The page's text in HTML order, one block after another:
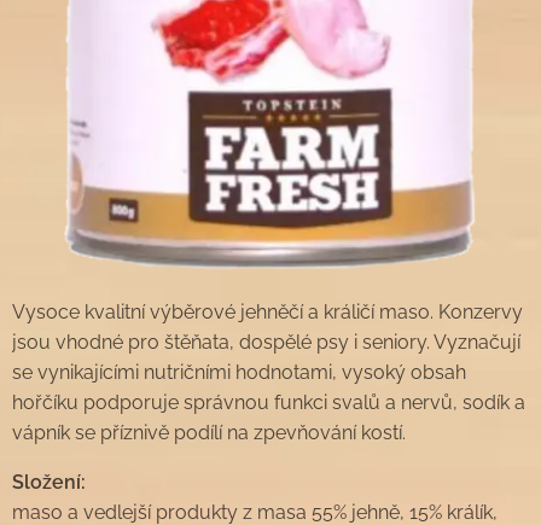
Vysoce kvalitní výběrové jehněčí a králičí maso. Konzervy
jsou vhodné pro štěňata, dospělé psy i seniory. Vyznačují
se vynikajícími nutričními hodnotami, vysoký obsah
hořčíku podporuje správnou funkci svalů a nervů, sodík a
vápník se příznivě podílí na zpevňování kostí.
Složení:
maso a vedlejší produkty z masa 55% jehně, 15% králík,